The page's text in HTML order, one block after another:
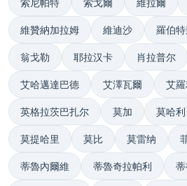
維贊納加拉姆 維迪沙 羅伯
翁戈勒 耶拉汉卡 肖拉普尔
艾哈邁達巴德 艾澤瓦爾 艾
英格拉茨巴扎尔 莫加 莫哈利
莫提哈里 莫比 莫雷纳
蒂魯內爾維 蒂魯奇拉帕利